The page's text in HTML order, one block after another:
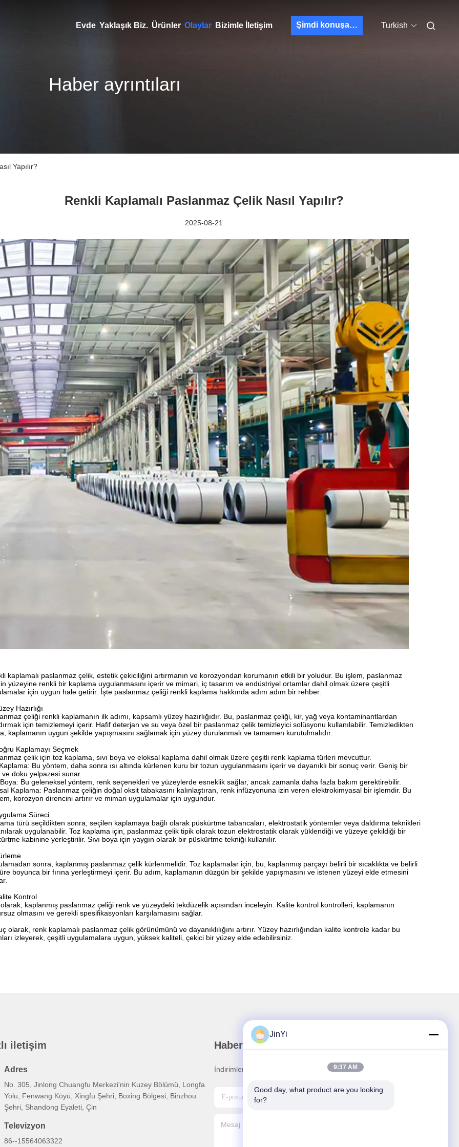
Evde Yaklaşık Biz. Ürünler Olaylar Bizimle İletişim Şimdi konuşalım. Turkish
Haber ayrıntıları
Yapılır?
Renkli Kaplamalı Paslanmaz Çelik Nasıl Yapılır?
2025-08-21
kaplamalı paslanmaz çelik, estetik çekiciliğini artırmanın ve korozyondan korumanın etkili bir yoludur. Bu işlem, paslanmaz
yüzeyine renkli bir kaplama uygulanmasını içerir ve mimari, iç tasarım ve endüstriyel ortamlar dahil olmak üzere çeşitli
için uygun hale getirir. İşte paslanmaz çeliği renkli kaplama hakkında adım adım bir rehber.
Hazırlığı
çeliği renkli kaplamanın ilk adımı, kapsamlı yüzey hazırlığıdır. Bu, paslanmaz çeliği, kir, yağ veya kontaminantlardan
için temizlemeyi içerir. Hafif deterjan ve su veya özel bir paslanmaz çelik temizleyici solüsyonu kullanılabilir. Temizledikten
kaplamanın uygun şekilde yapışmasını sağlamak için yüzey durulanmalı ve tamamen kurutulmalıdır.
Kaplamayı Seçmek
çelik için toz kaplama, sıvı boya ve eloksal kaplama dahil olmak üzere çeşitli renk kaplama türleri mevcuttur.
Bu yöntem, daha sonra ısı altında kürlenen kuru bir tozun uygulanmasını içerir ve dayanıklı bir sonuç verir. Geniş bir
ve doku yelpazesi sunar.
Boya: Bu geleneksel yöntem, renk seçenekleri ve yüzeylerde esneklik sağlar, ancak zamanla daha fazla bakım gerektirebilir.
Kaplama: Paslanmaz çeliğin doğal oksit tabakasını kalınlaştıran, renk infüzyonuna izin veren elektrokimyasal bir işlemdir. Bu
korozyon direncini artırır ve mimari uygulamalar için uygundur.
Süreci
türü seçildikten sonra, seçilen kaplamaya bağlı olarak püskürtme tabancaları, elektrostatik yöntemler veya daldırma teknikleri
uygulanabilir. Toz kaplama için, paslanmaz çelik tipik olarak tozun elektrostatik olarak yüklendiği ve yüzeye çekildiği bir
kabinine yerleştirilir. Sıvı boya için yaygın olarak bir püskürtme tekniği kullanılır.
sonra, kaplanmış paslanmaz çelik kürlenmelidir. Toz kaplamalar için, bu, kaplanmış parçayı belirli bir sıcaklıkta ve belirli
boyunca bir fırına yerleştirmeyi içerir. Bu adım, kaplamanın düzgün bir şekilde yapışmasını ve istenen yüzeyi elde etmesini
Kontrol
kaplanmış paslanmaz çeliği renk ve yüzeydeki tekdüzelik açısından inceleyin. Kalite kontrol kontrolleri, kaplamanın
olmasını ve gerekli spesifikasyonları karşılamasını sağlar.
olarak, renk kaplamalı paslanmaz çelik görünümünü ve dayanıklılığını artırır. Yüzey hazırlığından kalite kontrole kadar bu
izleyerek, çeşitli uygulamalara uygun, yüksek kaliteli, çekici bir yüzey elde edebilirsiniz.
iletişim
Adres
No. 305, Jinlong Chuangfu Merkezi'nin Kuzey Bölümü, Longfa
Yolu, Fenwang Köyü, Xingfu Şehri, Boxing Bölgesi, Binzhou
Şehri, Shandong Eyaleti, Çin
Televizyon
86--15564063322
Haber Bültenimiz
İndirimler ve daha fazlası için bültenimize abone olun.
JinYi
9:37 AM
Good day, what product are you looking
for?